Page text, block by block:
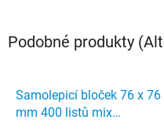
Podobné produkty
Samolepicí bloček 76 x 76
mm 400 listů mix